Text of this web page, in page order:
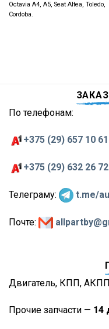
Octavia A4, A5, Seat Altea, Toledo,
Cordoba.
По телефонам:
+375 (29) 657 10 61
+375 (29) 632 26 72
Телеграму: t.me/
Почте:
Двигатель, КПП,
Прочие запчасти — 14